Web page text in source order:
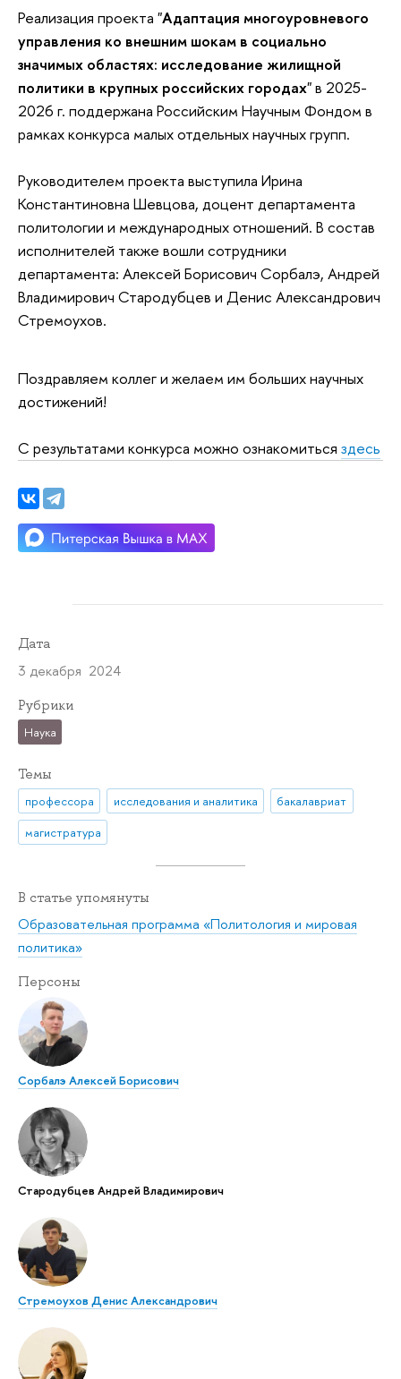
Реализация проекта "Адаптация многоуровневого
управления ко внешним шокам в социально
значимых областях: исследование жилищной
политики в крупных российских городах" в 2025-
2026 г. поддержана Российским Научным Фондом в
рамках конкурса малых отдельных научных групп.
Руководителем проекта выступила Ирина
Константиновна Шевцова, доцент департамента
политологии и международных отношений. В состав
исполнителей также вошли сотрудники
департамента: Алексей Борисович Сорбалэ, Андрей
Владимирович Стародубцев и Денис Александрович
Стремоухов.
Поздравляем коллег и желаем им больших научных
достижений!
С результатами конкурса можно ознакомиться здесь
Дата
3 декабря 2024
Рубрики
Наука
Темы
профессора исследования и аналитика
бакалавриат
магистратура
В статье упомянуты
Образовательная программа «Политология и мировая
политика»
Персоны
Сорбалэ Алексей Борисович
Стародубцев Андрей Владимирович
Стремоухов Денис Александрович